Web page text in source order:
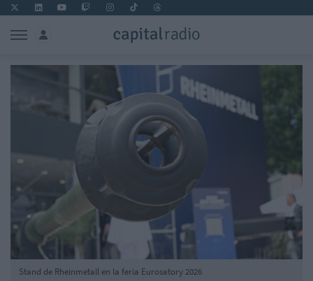
Stand de Rheinmetall en la feria Eurosatory 2026